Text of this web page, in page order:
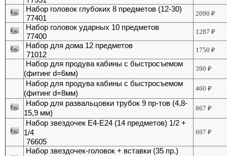
Набор головок глубоких 8 предметов (12-30)
77401
2090₽
Набор головок ударных 10 предметов
77400
1287₽
Набор для дома 12 предметов
71012
1750₽
Набор для продува кабины с быстросъемом
(фитинг d=6мм)
390₽
Набор для продува кабины с быстросъемом
(фитинг d=8мм)
460₽
Набор для развальцовки трубок 9 пр-тов (4,8-
15,9 мм)
867₽
Набор звездочек Е4-Е24 (14 предметов) 1/2 +
1/4
76605
697₽
Набор звездочек-головок + вставки (35 пр.)